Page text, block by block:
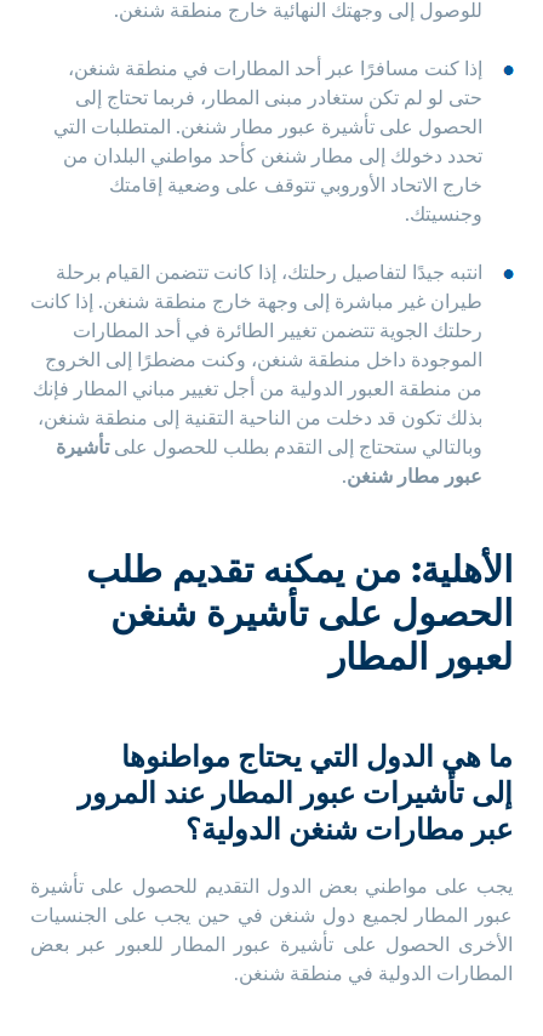
للوصول إلى وجهتك النهائية خارج منطقة شنغن.
إذا كنت مسافرًا عبر أحد المطارات في منطقة شنغن،
حتى لو لم تكن ستغادر مبنى المطار، فربما تحتاج إلى
الحصول على تأشيرة عبور مطار شنغن. المتطلبات التي
تحدد دخولك إلى مطار شنغن كأحد مواطني البلدان من
خارج الاتحاد الأوروبي تتوقف على وضعية إقامتك
وجنسيتك.
انتبه جيدًا لتفاصيل رحلتك، إذا كانت تتضمن القيام برحلة
طيران غير مباشرة إلى وجهة خارج منطقة شنغن. إذا كانت
رحلتك الجوية تتضمن تغيير الطائرة في أحد المطارات
الموجودة داخل منطقة شنغن، وكنت مضطرًا إلى الخروج
من منطقة العبور الدولية من أجل تغيير مباني المطار فإنك
بذلك تكون قد دخلت من الناحية التقنية إلى منطقة شنغن،
وبالتالي ستحتاج إلى التقدم بطلب للحصول علىتأشيرة
عبور مطار شنغن.
الأهلية: من يمكنه تقديم طلب
الحصول على تأشيرة شنغن
لعبور المطار
ما هي الدول التي يحتاج مواطنوها
إلى تأشيرات عبور المطار عند المرور
عبر مطارات شنغن الدولية؟
يجب على مواطني بعض الدول التقديم للحصول على تأشيرة
عبور المطار لجميع دول شنغن في حين يجب على الجنسيات
الأخرى الحصول على تأشيرة عبور المطار للعبور عبر بعض
المطارات الدولية في منطقة شنغن.